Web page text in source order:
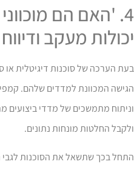
4. 'האם הם
מעקב
הערכה של סוכנות דיגיטלית או
המכוונת למדדים שלהם.
החלטות מונחות נתונים.
בכך שתשאל את הסוכנות לגבי